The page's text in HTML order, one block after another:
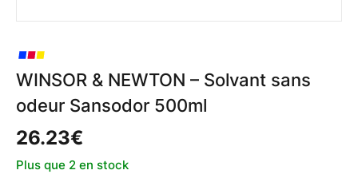
WINSOR & NEWTON – Solvant sans
odeur Sansodor 500ml
26.23€
Plus que 2 en stock